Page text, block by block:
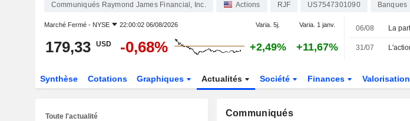
Communiqués Raymond James Financial, Inc. Actions RJF US7547301090 Banques
Marché Fermé - NYSE 22:00:02 06/08/2026 Varia. 5j. Varia. 1 janv.
179,33 USD -0,68% +2,49% +11,67%
06/08
31/07
Synthèse Cotations Graphiques Actualités Société Finances Valorisation
Communiqués
Toute l'actualité